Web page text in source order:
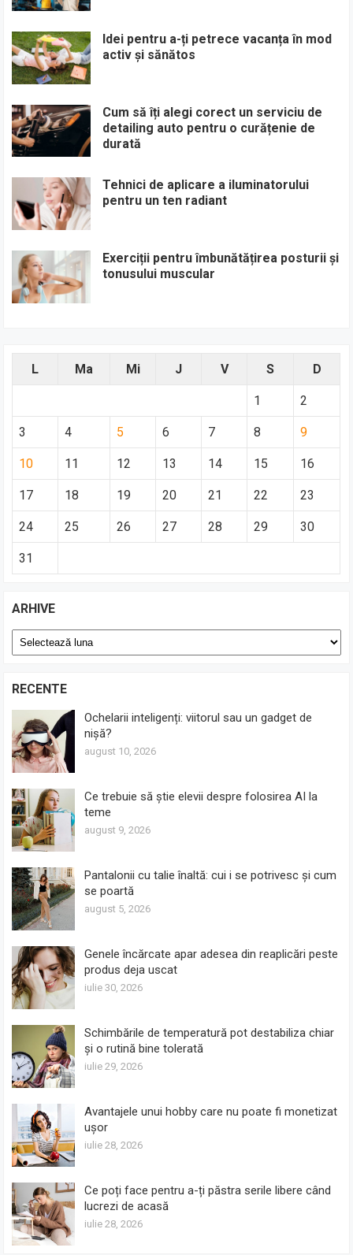
Idei pentru a-ți petrece vacanța în mod
activ și sănătos
Cum să îți alegi corect un serviciu de
detailing auto pentru o curățenie de
durată
Tehnici de aplicare a iluminatorului
pentru un ten radiant
Exerciții pentru îmbunătățirea posturii și
tonusului muscular
L Ma Mi J V S D
1 2
3 4 5 6 7 8 9
10 11 12 13 14 15 16
17 18 19 20 21 22 23
24 25 26 27 28 29 30
31
ARHIVE
Arhive
RECENTE
Ochelarii inteligenți: viitorul sau un gadget de
nișă?
august 10, 2026
Ce trebuie să știe elevii despre folosirea AI la
teme
august 9, 2026
Pantalonii cu talie înaltă: cui i se potrivesc și cum
se poartă
august 5, 2026
Genele încărcate apar adesea din reaplicări peste
produs deja uscat
iulie 30, 2026
Schimbările de temperatură pot destabiliza chiar
și o rutină bine tolerată
iulie 29, 2026
Avantajele unui hobby care nu poate fi monetizat
ușor
iulie 28, 2026
Ce poți face pentru a-ți păstra serile libere când
lucrezi de acasă
iulie 28, 2026